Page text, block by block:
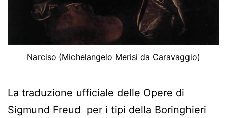
Narciso (Michelangelo Merisi da Caravaggio)
La traduzione ufficiale delle Opere di
Sigmund Freud per i tipi della Boringhieri